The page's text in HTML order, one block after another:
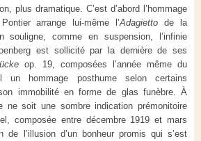
plus dramatique. C’est d’abord l’hommage
arrange lui-même l’Adagietto de la
comme en suspension, l’infinie
est sollicité par la dernière de ses
op. 19, composées l’année même du
hommage posthume selon certains
immobilité en forme de glas funèbre. À
ne soit une sombre indication prémonitoire
composée entre décembre 1919 et mars
l’illusion d’un bonheur promis qui s’est